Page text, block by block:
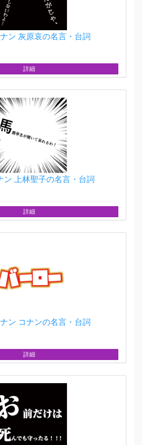
ン 灰原哀の名言・台詞
詳細
ン 上林聖子の名言・台詞
詳細
ン コナンの名言・台詞
詳細